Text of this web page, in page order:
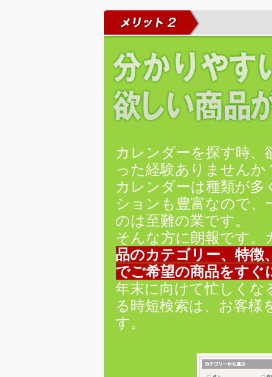
カレンダーを探す時
った経験ありませんか
カレンダーは種類が
ションも豊富なので
のは至難の業です。
そんな方に朗報です
品のカテゴリー、特徴
でご希望の商品をす
年末に向けて忙しくな
る時短検索は、お客様
す。